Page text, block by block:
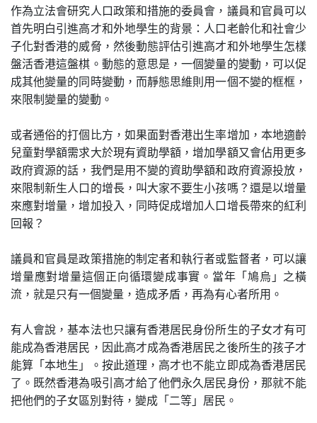
作為立法會研究人口政策和措施的委員會，議員和官員可以
首先明白引進高才和外地學生的背景：人口老齡化和社會少
子化對香港的威脅，然後動態評估引進高才和外地學生怎樣
盤活香港這盤棋。動態的意思是，一個變量的變動，可以促
成其他變量的同時變動，而靜態思維則用一個不變的框框，
來限制變量的變動。
或者通俗的打個比方，如果面對香港出生率增加，本地適齡
兒童對學額需求大於現有資助學額，增加學額又會佔用更多
政府資源的話，我們是用不變的資助學額和政府資源投放，
來限制新生人口的增長，叫大家不要生小孩嗎？還是以增量
來應對增量，增加投入，同時促成增加人口增長帶來的紅利
回報？
議員和官員是政策措施的制定者和執行者或監督者，可以讓
增量應對增量這個正向循環變成事實。當年「鳩烏」之橫
流，就是只有一個變量，造成矛盾，再為有心者所用。
有人會說，基本法也只讓有香港居民身份所生的子女才有可
能成為香港居民，因此高才成為香港居民之後所生的孩子才
能算「本地生」。按此道理，高才也不能立即成為香港居民
了。既然香港為吸引高才給了他們永久居民身份，那就不能
把他們的子女區別對待，變成「二等」居民。